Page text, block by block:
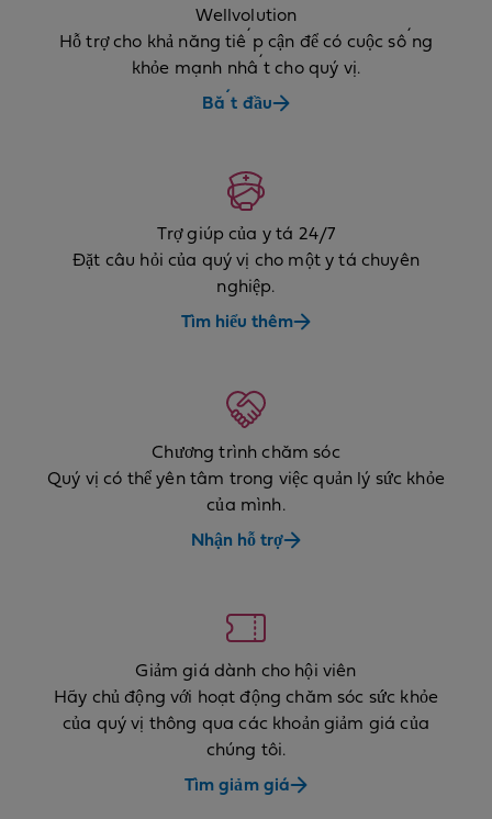
Wellvolution
Hỗ trợ cho khả năng tiếp cận để có cuộc sống
khỏe mạnh nhất cho quý vị.
Bắt đầu
Trợ giúp của y tá 24/7
Đặt câu hỏi của quý vị cho một y tá chuyên
nghiệp.
Tìm hiểu thêm
Chương trình chăm sóc
Quý vị có thể yên tâm trong việc quản lý sức khỏe
của mình.
Nhận hỗ trợ
Giảm giá dành cho hội viên
Hãy chủ động với hoạt động chăm sóc sức khỏe
của quý vị thông qua các khoản giảm giá của
chúng tôi.
Tìm giảm giá